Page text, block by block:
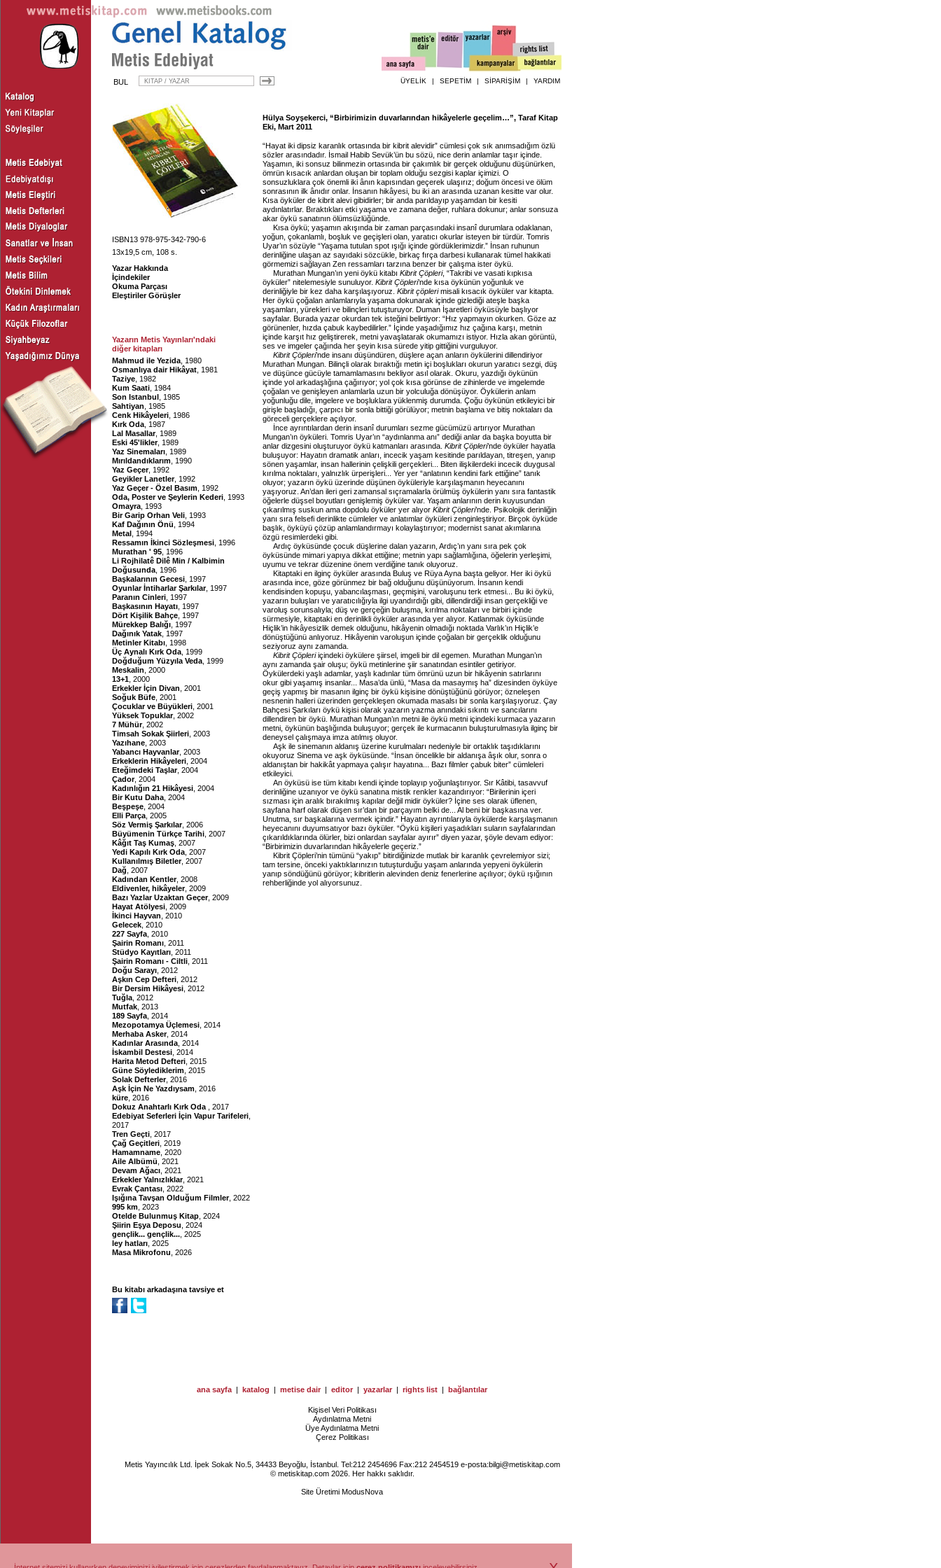
BUL ÜYELİK | SEPETİM | SİPARİŞİM | YARDIM
ISBN13 978-975-342-790-6
13x19,5 cm, 108 s.
Yazar Hakkında
İçindekiler
Okuma Parçası
Eleştiriler Görüşler
Yazarın Metis Yayınları'ndaki
diğer kitapları
Mahmud ile Yezida , 1980
Osmanlıya dair Hikâyat , 1981
Taziye , 1982
Kum Saati , 1984
Son Istanbul , 1985
Sahtiyan , 1985
Cenk Hikâyeleri , 1986
Kırk Oda , 1987
Lal Masallar, 1989
Eski 45'likler, 1989
Yaz Sinemaları , 1989
Mırıldandıklarım , 1990
Yaz Geçer, 1992
Geyikler Lanetler, 1992
Yaz Geçer - Özel Basım , 1992
Oda, Poster ve Şeylerin Kederi , 1993
Omayra , 1993
Bir Garip Orhan Veli , 1993
Kaf Dağının Önü , 1994
Metal , 1994
Ressamın İkinci Sözleşmesi , 1996
Murathan ' 95 , 1996
Li Rojhilatê Dilê Min / Kalbimin
Doğusunda , 1996
Başkalarının Gecesi , 1997
Oyunlar İntiharlar Şarkılar, 1997
Paranın Cinleri , 1997
Başkasının Hayatı , 1997
Dört Kişilik Bahçe , 1997
Mürekkep Balığı , 1997
Dağınık Yatak , 1997
Metinler Kitabı , 1998
Üç Aynalı Kırk Oda , 1999
Doğduğum Yüzyıla Veda , 1999
Meskalin , 2000
13+1 , 2000
Erkekler İçin Divan , 2001
Soğuk Büfe , 2001
Çocuklar ve Büyükleri , 2001
Yüksek Topuklar, 2002
7 Mühür, 2002
Timsah Sokak Şiirleri , 2003
Yazıhane , 2003
Yabancı Hayvanlar, 2003
Erkeklerin Hikâyeleri , 2004
Eteğimdeki Taşlar, 2004
Çador, 2004
Kadınlığın 21 Hikâyesi , 2004
Bir Kutu Daha , 2004
Beşpeşe , 2004
Elli Parça , 2005
Söz Vermiş Şarkılar, 2006
Büyümenin Türkçe Tarihi , 2007
Kâğıt Taş Kumaş , 2007
Yedi Kapılı Kırk Oda , 2007
Kullanılmış Biletler, 2007
Dağ , 2007
Kadından Kentler, 2008
Eldivenler, hikâyeler, 2009
Bazı Yazlar Uzaktan Geçer, 2009
Hayat Atölyesi , 2009
İkinci Hayvan , 2010
Gelecek , 2010
227 Sayfa , 2010
Şairin Romanı , 2011
Stüdyo Kayıtları , 2011
Şairin Romanı - Ciltli , 2011
Doğu Sarayı , 2012
Aşkın Cep Defteri , 2012
Bir Dersim Hikâyesi , 2012
Tuğla , 2012
Mutfak , 2013
189 Sayfa , 2014
Mezopotamya Üçlemesi , 2014
Merhaba Asker, 2014
Kadınlar Arasında , 2014
İskambil Destesi , 2014
Harita Metod Defteri , 2015
Güne Söylediklerim , 2015
Solak Defterler, 2016
Aşk İçin Ne Yazdıysam , 2016
küre , 2016
Dokuz Anahtarlı Kırk Oda
, 2017
Edebiyat Seferleri İçin Vapur Tarifeleri
2017
Tren Geçti , 2017
Çağ Geçitleri , 2019
Hamamname , 2020
Aile Albümü , 2021
Devam Ağacı , 2021
Erkekler Yalnızlıklar, 2021
Evrak Çantası , 2022
Işığına Tavşan Olduğum Filmler, 2022
995 km , 2023
Otelde Bulunmuş Kitap , 2024
Şiirin Eşya Deposu , 2024
gençlik... gençlik... , 2025
ley hatları , 2025
Masa Mikrofonu , 2026
Bu kitabı arkadaşına tavsiye et
Hülya Soyşekerci, “Birbirimizin duvarlarından hikâyelerle geçelim…”, Taraf Kitap
Eki, Mart 2011
“Hayat iki dipsiz karanlık ortasında bir kibrit alevidir” cümlesi çok sık anımsadığım özlü
sözler arasındadır. İsmail Habib Sevük’ün bu sözü, nice derin anlamlar taşır içinde.
Yaşamın, iki sonsuz bilinmezin ortasında bir çakımlık bir gerçek olduğunu düşünürken,
ömrün kısacık anlardan oluşan bir toplam olduğu sezgisi kaplar içimizi. O
sonsuzluklara çok önemli iki ânın kapısından geçerek ulaşırız; doğum öncesi ve ölüm
sonrasının ilk ânıdır onlar. İnsanın hikâyesi, bu iki an arasında uzanan kesitte var olur.
Kısa öyküler de kibrit alevi gibidirler; bir anda parıldayıp yaşamdan bir kesiti
aydınlatırlar. Bıraktıkları etki yaşama ve zamana değer, ruhlara dokunur; anlar sonsuza
akar öykü sanatının ölümsüzlüğünde.
Kısa öykü; yaşamın akışında bir zaman parçasındaki insanî durumlara odaklanan,
yoğun, çokanlamlı, boşluk ve geçişleri olan, yaratıcı okurlar isteyen bir türdür. Tomris
Uyar’ın sözüyle “Yaşama tutulan spot ışığı içinde gördüklerimizdir.” İnsan ruhunun
derinliğine ulaşan az sayıdaki sözcükle, birkaç fırça darbesi kullanarak tümel hakikati
görmemizi sağlayan Zen ressamları tarzına benzer bir çalışma ister öykü.
Murathan Mungan’ın yeni öykü kitabı Kibrit Çöpleri, “Takribi ve vasati kıpkısa
öyküler” nitelemesiyle sunuluyor. Kibrit Çöpleri’nde kısa öykünün yoğunluk ve
derinliğiyle bir kez daha karşılaşıyoruz. Kibrit çöplerimisali kısacık öyküler var kitapta.
Her öykü çoğalan anlamlarıyla yaşama dokunarak içinde gizlediği ateşle başka
yaşamları, yürekleri ve bilinçleri tutuşturuyor. Duman İşaretleri öyküsüyle başlıyor
sayfalar. Burada yazar okurdan tek isteğini belirtiyor: “Hız yapmayın okurken. Göze az
görünenler, hızda çabuk kaybedilirler.” İçinde yaşadığımız hız çağına karşı, metnin
içinde karşıt hız geliştirerek, metni yavaşlatarak okumamızı istiyor. Hızla akan görüntü,
ses ve imgeler çağında her şeyin kısa sürede yitip gittiğini vurguluyor.
Kibrit Çöpleri’nde insanı düşündüren, düşlere açan anların öykülerini dillendiriyor
Murathan Mungan. Bilinçli olarak bıraktığı metin içi boşlukları okurun yaratıcı sezgi, düş
ve düşünce gücüyle tamamlamasını bekliyor asıl olarak. Okuru, yazdığı öykünün
içinde yol arkadaşlığına çağırıyor; yol çok kısa görünse de zihinlerde ve imgelemde
çoğalan ve genişleyen anlamlarla uzun bir yolculuğa dönüşüyor. Öykülerin anlam
yoğunluğu dile, imgelere ve boşluklara yüklenmiş durumda. Çoğu öykünün etkileyici bir
girişle başladığı, çarpıcı bir sonla bittiği görülüyor; metnin başlama ve bitiş noktaları da
göreceli gerçeklere açılıyor.
İnce ayrıntılardan derin insanî durumları sezme gücümüzü artırıyor Murathan
Mungan’ın öyküleri. Tomris Uyar’ın “aydınlanma anı” dediği anlar da başka boyutta bir
anlar dizgesini oluşturuyor öykü katmanları arasında. Kibrit Çöpleri’nde öyküler hayatla
buluşuyor: Hayatın dramatik anları, incecik yaşam kesitinde parıldayan, titreşen, yanıp
sönen yaşamlar, insan hallerinin çelişkili gerçekleri... Biten ilişkilerdeki incecik duygusal
kırılma noktaları, yalnızlık ürperişleri... Yer yer “anlatının kendini fark ettiğine” tanık
oluyor; yazarın öykü üzerinde düşünen öyküleriyle karşılaşmanın heyecanını
yaşıyoruz. An’dan ileri geri zamansal sıçramalarla örülmüş öykülerin yanı sıra fantastik
öğelerle düşsel boyutları genişlemiş öyküler var. Yaşam anlarının derin kuyusundan
çıkarılmış suskun ama dopdolu öyküler yer alıyor Kibrit Çöpleri’nde. Psikolojik derinliğin
yanı sıra felsefi derinlikte cümleler ve anlatımlar öyküleri zenginleştiriyor. Birçok öyküde
başlık, öyküyü çözüp anlamlandırmayı kolaylaştırıyor; modernist sanat akımlarına
özgü resimlerdeki gibi.
Ardıç öyküsünde çocuk düşlerine dalan yazarın, Ardıç’ın yanı sıra pek çok
öyküsünde mimari yapıya dikkat ettiğine; metnin yapı sağlamlığına, öğelerin yerleşimi,
uyumu ve tekrar düzenine önem verdiğine tanık oluyoruz.
Kitaptaki en ilginç öyküler arasında Buluş ve Rüya Ayna başta geliyor. Her iki öykü
arasında ince, göze görünmez bir bağ olduğunu düşünüyorum. İnsanın kendi
kendisinden kopuşu, yabancılaşması, geçmişini, varoluşunu terk etmesi... Bu iki öykü,
yazarın buluşları ve yaratıcılığıyla ilgi uyandırdığı gibi, dillendirdiği insan gerçekliği ve
varoluş sorunsalıyla; düş ve gerçeğin buluşma, kırılma noktaları ve birbiri içinde
sürmesiyle, kitaptaki en derinlikli öyküler arasında yer alıyor. Katlanmak öyküsünde
Hiçlik’in hikâyesizlik demek olduğunu, hikâyenin olmadığı noktada Varlık’ın Hiçlik’e
dönüştüğünü anlıyoruz. Hikâyenin varoluşun içinde çoğalan bir gerçeklik olduğunu
seziyoruz aynı zamanda.
Kibrit Çöpleriiçindeki öykülere şiirsel, imgeli bir dil egemen. Murathan Mungan’ın
aynı zamanda şair oluşu; öykü metinlerine şiir sanatından esintiler getiriyor.
Öykülerdeki yaşlı adamlar, yaşlı kadınlar tüm ömrünü uzun bir hikâyenin satırlarını
okur gibi yaşamış insanlar... Masa’da ünlü, “Masa da masaymış ha” dizesinden öyküye
geçiş yapmış bir masanın ilginç bir öykü kişisine dönüştüğünü görüyor; özneleşen
nesnenin halleri üzerinden gerçekleşen okumada masalsı bir sonla karşılaşıyoruz. Çay
Bahçesi Şarkıları öykü kişisi olarak yazarın yazma anındaki sıkıntı ve sancılarını
dillendiren bir öykü. Murathan Mungan’ın metni ile öykü metni içindeki kurmaca yazarın
metni, öykünün başlığında buluşuyor; gerçek ile kurmacanın buluşturulmasıyla ilginç bir
deneysel çalışmaya imza atılmış oluyor.
Aşk ile sinemanın aldanış üzerine kurulmaları nedeniyle bir ortaklık taşıdıklarını
okuyoruz Sinema ve aşk öyküsünde. “İnsan öncelikle bir aldanışa âşık olur, sonra o
aldanıştan bir hakikât yapmaya çalışır hayatına... Bazı filmler çabuk biter” cümleleri
etkileyici.
An öyküsü ise tüm kitabı kendi içinde toplayıp yoğunlaştırıyor. Sır Kâtibi, tasavvuf
derinliğine uzanıyor ve öykü sanatına mistik renkler kazandırıyor: “Birilerinin içeri
sızması için aralık bırakılmış kapılar değil midir öyküler? İçine ses olarak üflenen,
sayfana harf olarak düşen sır’dan bir parçayım belki de... Al beni bir başkasına ver.
Unutma, sır başkalarına vermek içindir.” Hayatın ayrıntılarıyla öykülerde karşılaşmanın
heyecanını duyumsatıyor bazı öyküler. “Öykü kişileri yaşadıkları suların sayfalarından
çıkarıldıklarında ölürler, bizi onlardan sayfalar ayırır” diyen yazar, şöyle devam ediyor:
“Birbirimizin duvarlarından hikâyelerle geçeriz.”
Kibrit Çöpleri’nin tümünü “yakıp” bitirdiğinizde mutlak bir karanlık çevrelemiyor sizi;
tam tersine, önceki yaktıklarınızın tutuşturduğu yaşam anlarında yepyeni öykülerin
yanıp söndüğünü görüyor; kibritlerin alevinden deniz fenerlerine açılıyor; öykü ışığının
rehberliğinde yol alıyorsunuz.
ana sayfa | katalog | metise dair | editor | yazarlar | rights list | bağlantılar
Kişisel Veri Politikası
Aydınlatma Metni
Üye Aydınlatma Metni
Çerez Politikası
Metis Yayıncılık Ltd. İpek Sokak No.5, 34433 Beyoğlu, İstanbul. Tel:212 2454696 Fax:212 2454519 e-posta:bilgi@metiskitap.com
© metiskitap.com 2026. Her hakkı saklıdır.
Site Üretimi ModusNova